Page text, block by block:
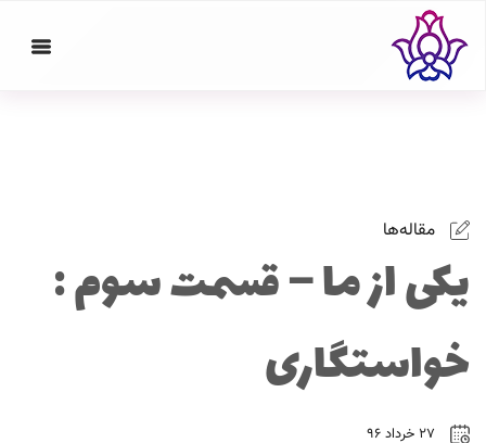
مقاله‌ها
یکی از ما – قسمت سوم :
خواستگاری